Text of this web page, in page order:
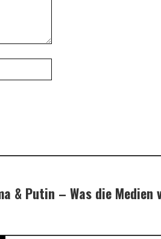
& Putin – Was die Medien